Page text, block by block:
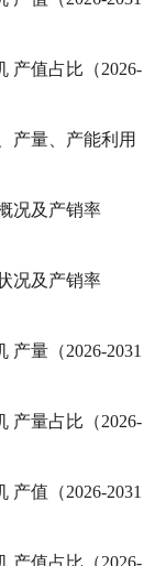
产值占比（2026-
产量、产能利用
况及产销率
况及产销率
产量（2026-2031
产量占比（2026-
产值（2026-2031
产值占比（2026-